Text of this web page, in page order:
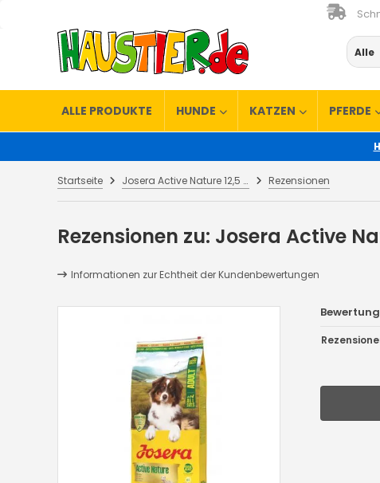
Alle
ALLE PRODUKTE HUNDE KATZEN PFERDE
Startseite Josera Active Nature 12,5 kg Rezensionen
Rezensionen zu: Josera Active
Informationen zur Echtheit der Kundenbewertungen